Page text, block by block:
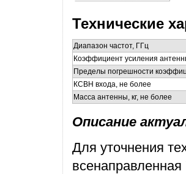
Технические
Диапазон частот, ГГц
Коэффициент усиления
Пределы погрешности
КСВН входа, не более
Масса антенны, кг, не более
Описание
Для уточнения